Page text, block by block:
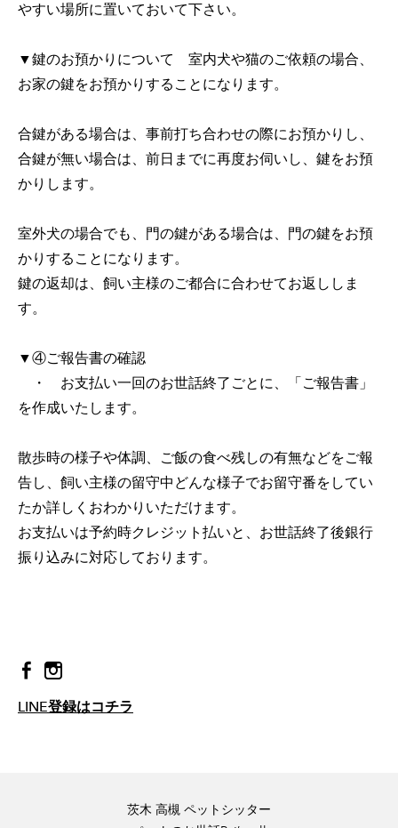
やすい場所に置いておいて下さい。
▼鍵のお預かりについて 室内犬や猫のご依頼の場合、
お家の鍵をお預かりすることになります。
合鍵がある場合は、事前打ち合わせの際にお預かりし、
合鍵が無い場合は、前日までに再度お伺いし、鍵をお預
かりします。
室外犬の場合でも、門の鍵がある場合は、門の鍵をお預
かりすることになります。
鍵の返却は、飼い主様のご都合に合わせてお返ししま
す。
▼④ご報告書の確認
・ お支払い一回のお世話終了ごとに、「ご報告書」
を作成いたします。
散歩時の様子や体調、ご飯の食べ残しの有無などをご報
告し、飼い主様の留守中どんな様子でお留守番をしてい
たか詳しくおわかりいただけます。
お支払いは予約時クレジット払いと、お世話終了後銀行
振り込みに対応しております。
LINE登録はコチラ
茨木 高槻 ペットシッター